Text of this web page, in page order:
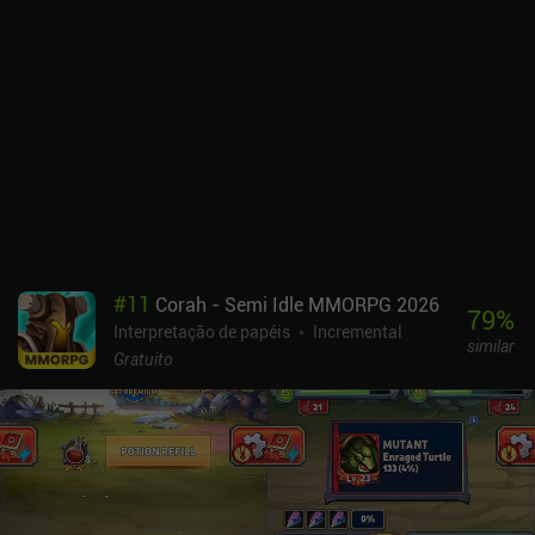
#11 Corah - Semi Idle MMORPG 2026
Interpretação de papéis
Incremental
Gratuito
79%
similar